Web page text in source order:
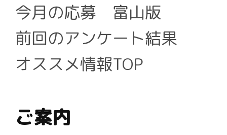
今月の応募 富山版
前回のアンケート結果
オススメ情報TOP
ご案内